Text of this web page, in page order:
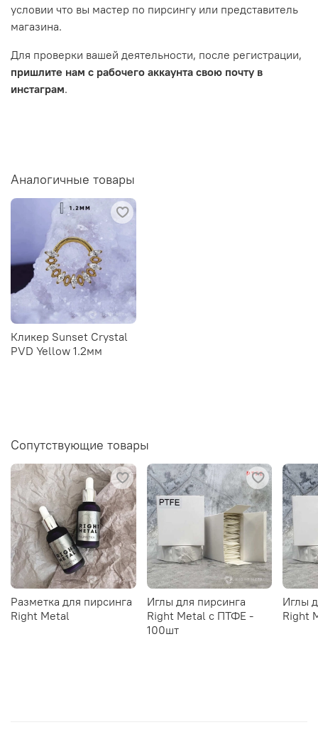
условии что вы мастер по пирсингу или представитель
магазина.
Для проверки вашей деятельности, после регистрации,
пришлите нам с рабочего аккаунта свою почту в
инстаграм.
Аналогичные товары
Кликер Sunset Crystal
PVD Yellow 1.2мм
Сопутствующие товары
Разметка для пирсинга
Right Metal
Иглы для пирсинга
Right Metal c ПТФЕ -
100шт
Иглы
Right